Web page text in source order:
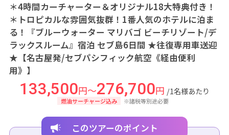
＊4時間カーチャーター＆オリジナル18大特典付き！
＊トロピカルな雰囲気抜群！1番人気のホテルに泊ま
る！『ブルーウォーター マリバゴ ビーチリゾート/デ
ラックスルーム』宿泊 セブ島6日間 ★往復専用車送迎
★【名古屋発/セブパシフィック航空《経由便利
用》】
133,500円～276,700円 /1名様あたり
燃油サーチャージ込み ※諸税等別途必要
このツアーのポイント